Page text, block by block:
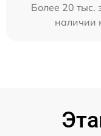
Более 20 тыс.
наличии